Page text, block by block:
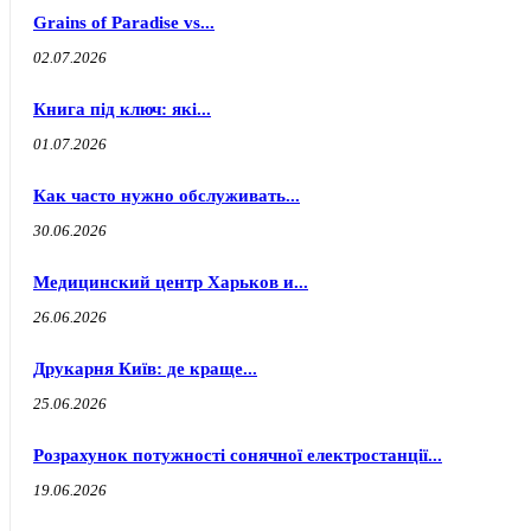
Grains of Paradise vs...
02.07.2026
Книга під ключ: які...
01.07.2026
Как часто нужно обслуживать...
30.06.2026
Медицинский центр Харьков и...
26.06.2026
Друкарня Київ: де краще...
25.06.2026
Розрахунок потужності сонячної електростанції...
19.06.2026